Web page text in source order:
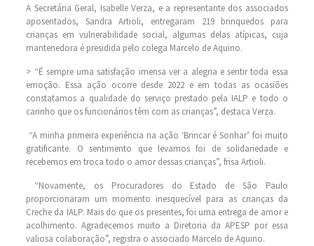
A Secretária Geral, Isabelle Verza, e a representante dos associados
aposentados, Sandra Artioli, entregaram 219 brinquedos para
crianças em vulnerabilidade social, algumas delas atípicas, cuja
mantenedora é presidida pelo colega Marcelo de Aquino.
> “É sempre uma satisfação imensa ver a alegria e sentir toda essa
emoção. Essa ação ocorre desde 2022 e em todas as ocasiões
constatamos a qualidade do serviço prestado pela IALP e todo o
carinho que os funcionários têm com as crianças”, destaca Verza.
“A minha primeira experiência na ação ‘Brincar é Sonhar’ foi muito
gratificante. O sentimento que levamos foi de solidariedade e
recebemos em troca todo o amor dessas crianças”, frisa Artioli.
“Novamente, os Procuradores do Estado de São Paulo
proporcionaram um momento inesquecível para as crianças da
Creche da IALP. Mais do que os presentes, foi uma entrega de amor e
acolhimento. Agradecemos muito a Diretoria da APESP por essa
valiosa colaboração”, registra o associado Marcelo de Aquino.